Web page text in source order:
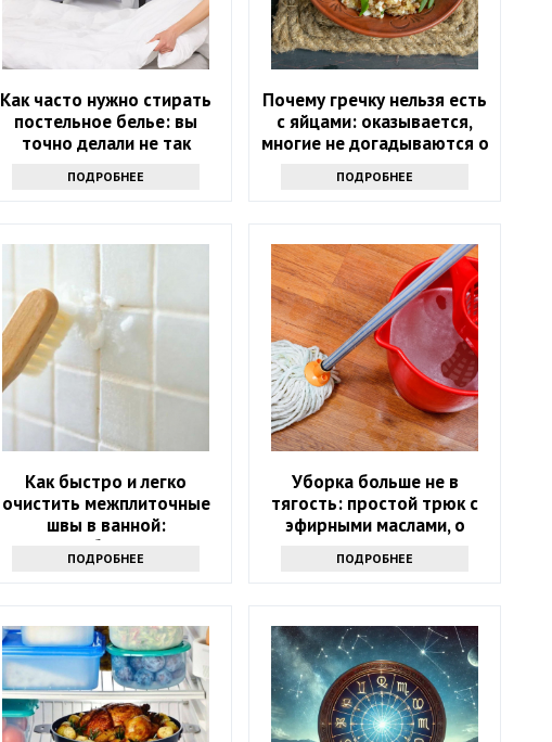
Как часто нужно стирать
постельное белье: вы
точно делали не так
ПОДРОБНЕЕ
Почему гречку нельзя есть
с яйцами: оказывается,
многие не догадываются о
ПОДРОБНЕЕ
Как быстро и легко
очистить межплиточные
швы в ванной:
понадобится соль
ПОДРОБНЕЕ
Уборка больше не в
тягость: простой трюк с
эфирными маслами, о
ПОДРОБНЕЕ